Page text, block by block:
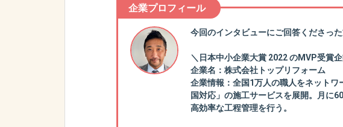
企業プロフィール
今回のインタビューにご回答くださ
＼日本中小企業大賞 2022 のMVP受賞
企業名：株式会社トップリフォーム
企業情報：全国1万人の職人をネット
国対応」の施工サービスを展開。月に
高効率な工程管理を行う。